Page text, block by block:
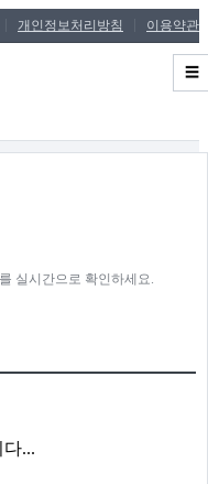
개인정보처리방침 이용약관
☰
실시간으로 확인하세요.
...